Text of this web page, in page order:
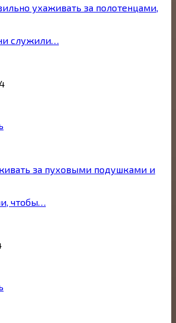
ухаживать за полотенцами,
служили…
за пуховыми подушками и
чтобы…